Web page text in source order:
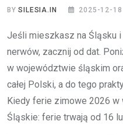
BYSILESIA.IN 2025-12-18
Jeśli mieszkasz na Śląsku
nerwów, zacznij od dat.
w województwie śląskim
całej Polski, a do tego
Kiedy ferie zimowe 2026
Śląskie: ferie trwają od 16